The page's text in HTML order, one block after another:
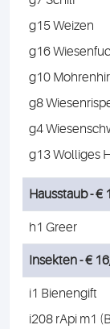
g15 Weizen
g16
g10
g8
g4
g13 Wolliges
Hausstaub - €
h1 Greer
Insekten - €
i1 Bienengift
i208 rApi m1